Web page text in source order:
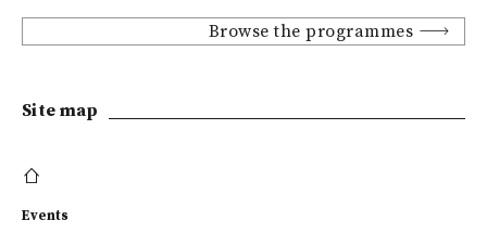
Browse the programmes
Site map
Events